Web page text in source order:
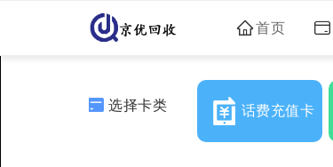
首页
选择卡类 话费充值卡